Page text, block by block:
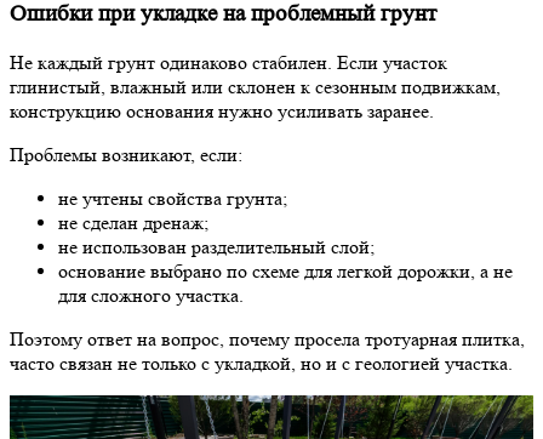
Ошибки при укладке на проблемный грунт
Не каждый грунт одинаково стабилен. Если участок
глинистый, влажный или склонен к сезонным подвижкам,
конструкцию основания нужно усиливать заранее.
Проблемы возникают, если:
не учтены свойства грунта;
не сделан дренаж;
не использован разделительный слой;
основание выбрано по схеме для легкой дорожки, а не
для сложного участка.
Поэтому ответ на вопрос, почему просела тротуарная плитка,
часто связан не только с укладкой, но и с геологией участка.